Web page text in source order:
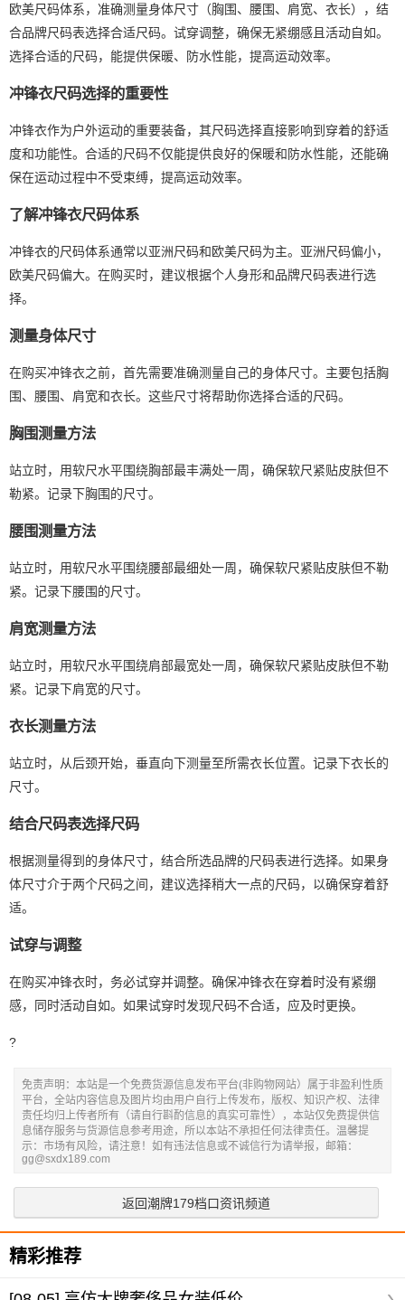
欧美尺码体系，准确测量身体尺寸（胸围、腰围、肩宽、衣长），结
合品牌尺码表选择合适尺码。试穿调整，确保无紧绷感且活动自如。
选择合适的尺码，能提供保暖、防水性能，提高运动效率。
冲锋衣尺码选择的重要性
冲锋衣作为户外运动的重要装备，其尺码选择直接影响到穿着的舒适
度和功能性。合适的尺码不仅能提供良好的保暖和防水性能，还能确
保在运动过程中不受束缚，提高运动效率。
了解冲锋衣尺码体系
冲锋衣的尺码体系通常以亚洲尺码和欧美尺码为主。亚洲尺码偏小，
欧美尺码偏大。在购买时，建议根据个人身形和品牌尺码表进行选
择。
测量身体尺寸
在购买冲锋衣之前，首先需要准确测量自己的身体尺寸。主要包括胸
围、腰围、肩宽和衣长。这些尺寸将帮助你选择合适的尺码。
胸围测量方法
站立时，用软尺水平围绕胸部最丰满处一周，确保软尺紧贴皮肤但不
勒紧。记录下胸围的尺寸。
腰围测量方法
站立时，用软尺水平围绕腰部最细处一周，确保软尺紧贴皮肤但不勒
紧。记录下腰围的尺寸。
肩宽测量方法
站立时，用软尺水平围绕肩部最宽处一周，确保软尺紧贴皮肤但不勒
紧。记录下肩宽的尺寸。
衣长测量方法
站立时，从后颈开始，垂直向下测量至所需衣长位置。记录下衣长的
尺寸。
结合尺码表选择尺码
根据测量得到的身体尺寸，结合所选品牌的尺码表进行选择。如果身
体尺寸介于两个尺码之间，建议选择稍大一点的尺码，以确保穿着舒
适。
试穿与调整
在购买冲锋衣时，务必试穿并调整。确保冲锋衣在穿着时没有紧绷
感，同时活动自如。如果试穿时发现尺码不合适，应及时更换。
?
免责声明：本站是一个免费货源信息发布平台(非购物网站）属于非盈利性质
平台，全站内容信息及图片均由用户自行上传发布，版权、知识产权、法律
责任均归上传者所有（请自行斟酌信息的真实可靠性），本站仅免费提供信
息储存服务与货源信息参考用途，所以本站不承担任何法律责任。温馨提
示：市场有风险，请注意！如有违法信息或不诚信行为请举报，邮箱：
gg@sxdx189.com
返回潮牌179档口资讯频道
精彩推荐